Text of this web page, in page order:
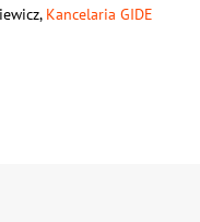
Kancelaria GIDE